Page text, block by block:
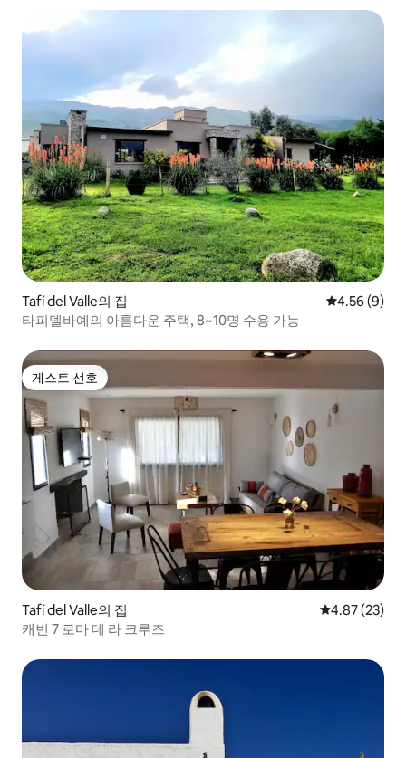
Tafí del Valle의 집 평점 4.56점
4.56 (9)
타피델바예의 아름다운 주택, 8~10명 수용 가능
게스트 선호
게스트 선호
Tafí del Valle의 집 평점 4.87점(5
4.87 (23)
캐빈 7 로마 데 라 크루즈